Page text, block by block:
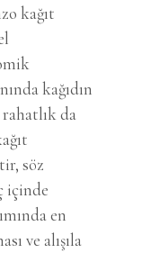
kağıt
kağıdın
da
söz
içinde
en
ve alışıla